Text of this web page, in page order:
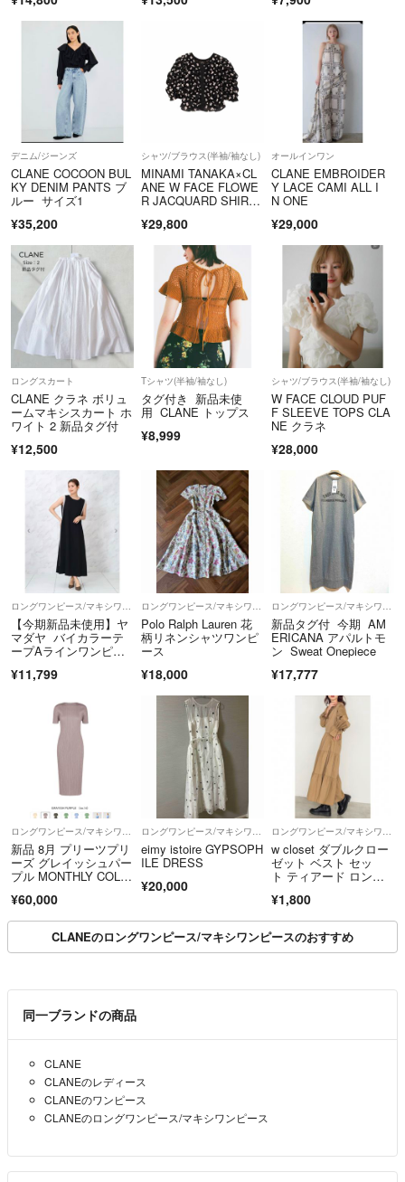
デニム/ジーンズ
CLANE COCOON BUL
KY DENIM PANTS ブ
ルー サイズ1
¥35,200
シャツ/ブラウス(半袖/袖なし)
MINAMI TANAKA×CL
ANE W FACE FLOWE
R JACQUARD SHIRRI
¥29,800
オールインワン
CLANE EMBROIDER
Y LACE CAMI ALL I
N ONE
¥29,000
ロングスカート
CLANE クラネ ボリュ
ームマキシスカート ホ
ワイト 2 新品タグ付
¥12,500
Tシャツ(半袖/袖なし)
タグ付き 新品未使
用 CLANE トップス
¥8,999
シャツ/ブラウス(半袖/袖なし)
W FACE CLOUD PUF
F SLEEVE TOPS CLA
NE クラネ
¥28,000
ロングワンピース/マキシワンピース
【今期新品未使用】ヤ
マダヤ バイカラーテ
ープAラインワンピー
¥11,799
ロングワンピース/マキシワンピース
Polo Ralph Lauren 花
柄リネンシャツワンピ
ース
¥18,000
ロングワンピース/マキシワンピース
新品タグ付 今期 AM
ERICANA アパルトモ
ン Sweat Onepiece
¥17,777
ロングワンピース/マキシワンピース
新品 8月 プリーツプリ
ーズ グレイッシュパー
プル MONTHLY COLO
¥60,000
ロングワンピース/マキシワンピース
eimy istoire GYPSOPH
ILE DRESS
¥20,000
ロングワンピース/マキシワンピース
w closet ダブルクロー
ゼット ベスト セッ
ト ティアード ロン
¥1,800
CLANEのロングワンピース/マキシワンピースのおすすめ
同一ブランドの商品
CLANE
CLANEのレディース
CLANEのワンピース
CLANEのロングワンピース/マキシワンピース